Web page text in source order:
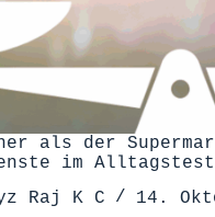
als der
im Alltagstest
Raj K C
14.